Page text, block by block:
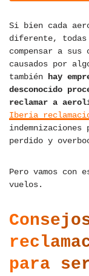
Si bien cada
diferente, todas
compensar a
causados ​​por
también hay
desconocido
reclamar a
Iberia
perdido y
Pero vamos con
vuelos.
para ser